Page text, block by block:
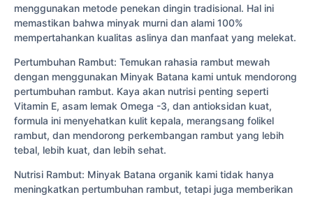
menggunakan metode penekan dingin tradisional. Hal ini
memastikan bahwa minyak murni dan alami 100%
mempertahankan kualitas aslinya dan manfaat yang melekat.
Pertumbuhan Rambut: Temukan rahasia rambut mewah
dengan menggunakan Minyak Batana kami untuk mendorong
pertumbuhan rambut. Kaya akan nutrisi penting seperti
Vitamin E, asam lemak Omega -3, dan antioksidan kuat,
formula ini menyehatkan kulit kepala, merangsang folikel
rambut, dan mendorong perkembangan rambut yang lebih
tebal, lebih kuat, dan lebih sehat.
Nutrisi Rambut: Minyak Batana organik kami tidak hanya
meningkatkan pertumbuhan rambut, tetapi juga memberikan